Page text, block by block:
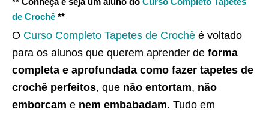
de Crochê **
O Curso Completo Tapetes de Crochê é voltado
para os alunos que querem aprender de forma
completa e aprofundada como fazer tapetes de
crochê perfeitos, que não entortam, não
emborcam e nem embabadam. Tudo em